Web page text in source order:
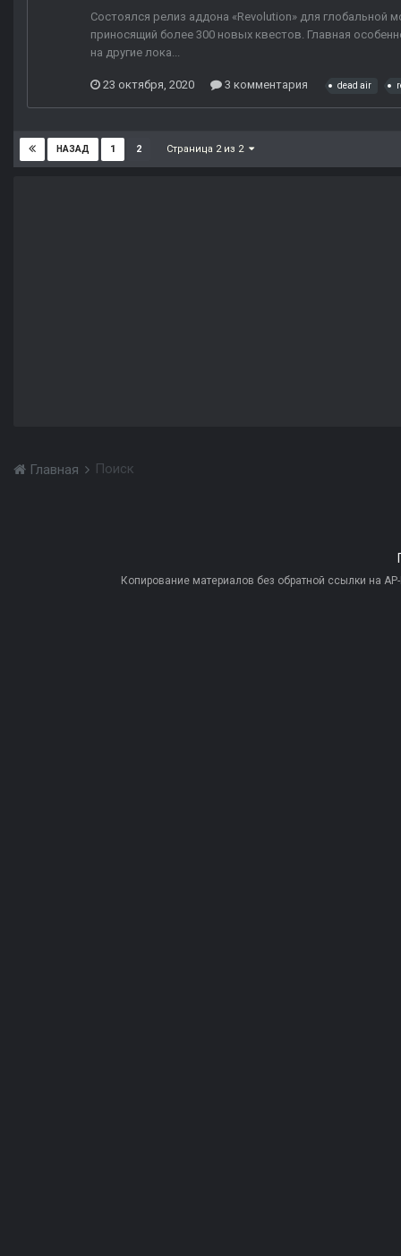
Состоялся релиз аддона «Revolution» для глобальной
приносящий более 300 новых квестов. Главная
на другие лока...
23 октября, 2020 3 комментария dead air
НАЗАД 1 2 Страница 2 из 2
Главная Поиск
Копирование материалов без обратной ссылки на